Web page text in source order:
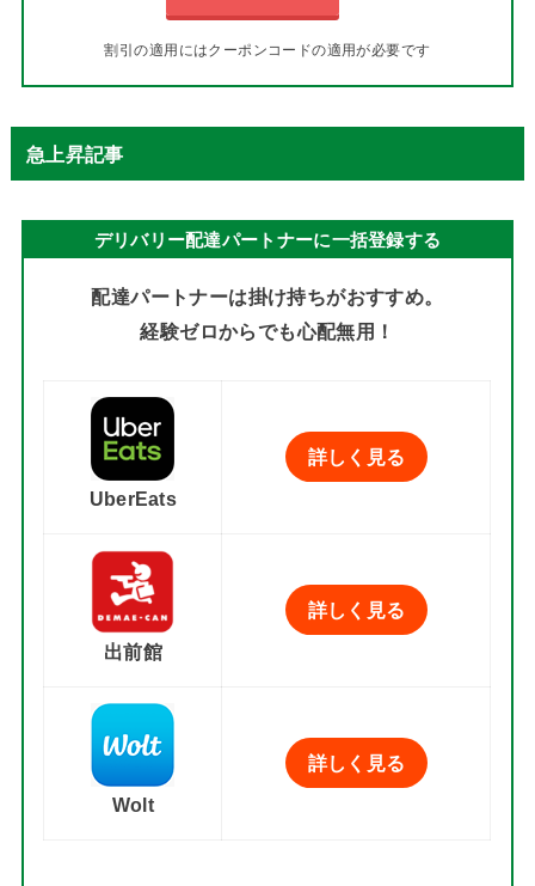
割引の適用にはクーポンコードの適用が必要です
急上昇記事
デリバリー配達パートナーに一括登録する
配達パートナーは掛け持ちがおすすめ。
経験ゼロからでも心配無用！
UberEats
詳しく見る
出前館
詳しく見る
Wolt
詳しく見る